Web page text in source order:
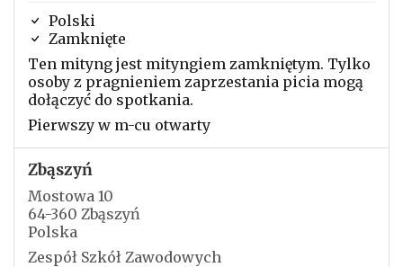
Polski
Zamknięte
Ten mityng jest mityngiem zamkniętym. Tylko
osoby z pragnieniem zaprzestania picia mogą
dołączyć do spotkania.
Pierwszy w m-cu otwarty
Zbąszyń
Mostowa 10
64-360 Zbąszyń
Polska
Zespół Szkół Zawodowych